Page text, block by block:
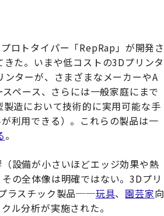
ロトタイパー「RepRap」が開発さ
た。いまや低コストの3Dプリンタ
ターが、さまざまなメーカーやA
ペース、さらには一般家庭にまで
造において技術的に実用可能な手
利用できる）。これらの製品は一
。
設備が小さいほどエッジ効果や熱
の全体像は明確ではない。3Dプリ
ラスチック製品──玩具、 園芸家向
ル分析が実施された。